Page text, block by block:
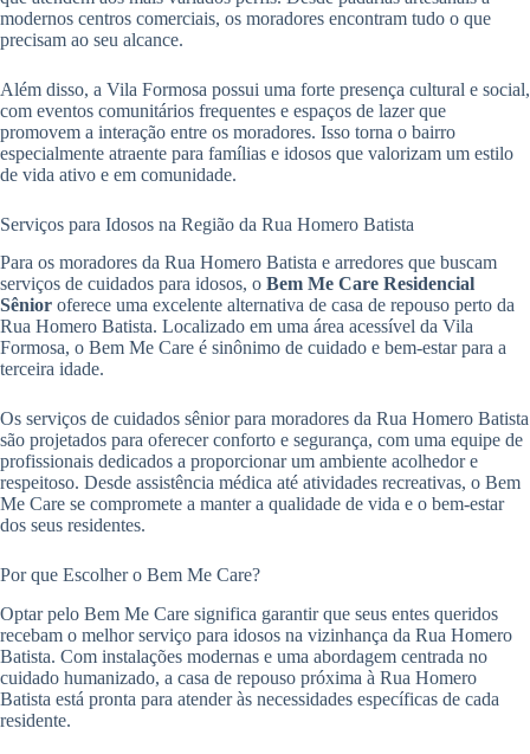
modernos centros comerciais, os moradores encontram tudo o que
precisam ao seu alcance.
Além disso, a Vila Formosa possui uma forte presença cultural e social,
com eventos comunitários frequentes e espaços de lazer que
promovem a interação entre os moradores. Isso torna o bairro
especialmente atraente para famílias e idosos que valorizam um estilo
de vida ativo e em comunidade.
Serviços para Idosos na Região da Rua Homero Batista
Para os moradores da Rua Homero Batista e arredores que buscam
serviços de cuidados para idosos, o Bem Me Care Residencial
Sênior oferece uma excelente alternativa de casa de repouso perto da
Rua Homero Batista. Localizado em uma área acessível da Vila
Formosa, o Bem Me Care é sinônimo de cuidado e bem-estar para a
terceira idade.
Os serviços de cuidados sênior para moradores da Rua Homero Batista
são projetados para oferecer conforto e segurança, com uma equipe de
profissionais dedicados a proporcionar um ambiente acolhedor e
respeitoso. Desde assistência médica até atividades recreativas, o Bem
Me Care se compromete a manter a qualidade de vida e o bem-estar
dos seus residentes.
Por que Escolher o Bem Me Care?
Optar pelo Bem Me Care significa garantir que seus entes queridos
recebam o melhor serviço para idosos na vizinhança da Rua Homero
Batista. Com instalações modernas e uma abordagem centrada no
cuidado humanizado, a casa de repouso próxima à Rua Homero
Batista está pronta para atender às necessidades específicas de cada
residente.